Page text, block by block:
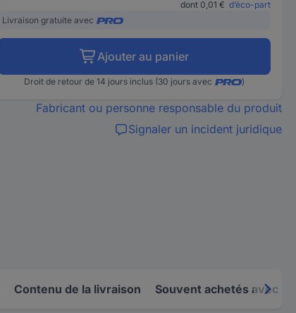
dont 0,01 € d’éco-part
Livraison gratuite avec
Ajouter au panier
Droit de retour de 14 jours inclus (30 jours avec )
Fabricant ou personne responsable du produit
Signaler un incident juridique
Contenu de la livraison Souvent achetés avec